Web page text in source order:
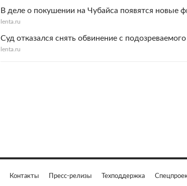
В деле о покушении на Чубайса появятся новые
lenta.ru
Суд отказался снять обвинение с
lenta.ru
Контакты Пресс-релизы Техподдержка